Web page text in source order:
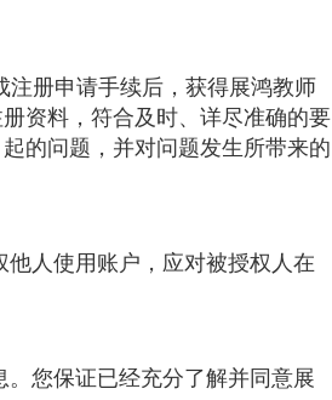
册申请手续后，获得展鸿教师
资料，符合及时、详尽准确的要
的问题，并对问题发生所带来的
人使用账户，应对被授权人在
您保证已经充分了解并同意展